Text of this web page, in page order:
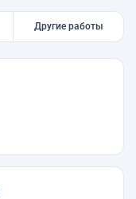
Другие работы